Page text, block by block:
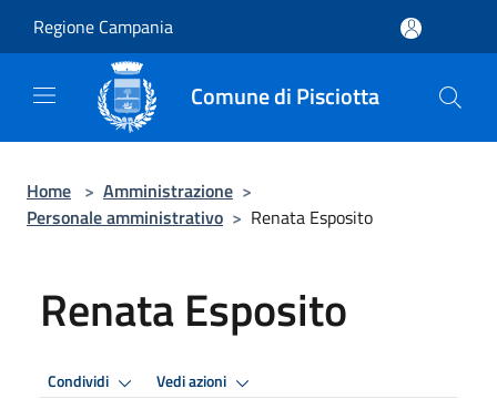
Regione Campania
Comune di Pisciotta
Home > Amministrazione >
Personale amministrativo > Renata Esposito
Renata Esposito
Condividi Vedi azioni